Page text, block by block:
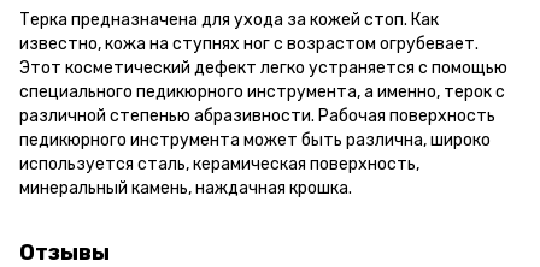
Терка предназначена для ухода за кожей стоп. Как
известно, кожа на ступнях ног с возрастом огрубевает.
Этот косметический дефект легко устраняется с помощью
специального педикюрного инструмента, а именно, терок с
различной степенью абразивности. Рабочая поверхность
педикюрного инструмента может быть различна, широко
используется сталь, керамическая поверхность,
минеральный камень, наждачная крошка.
Отзывы